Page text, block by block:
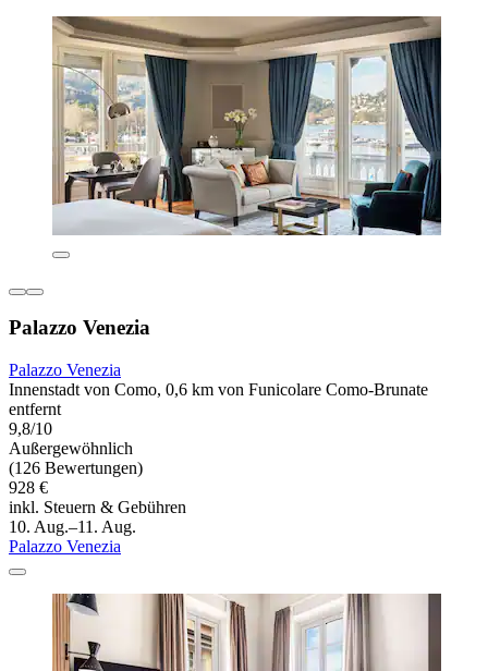
Palazzo Venezia
Palazzo Venezia
Innenstadt von Como, 0,6 km von Funicolare Como-Brunate
entfernt
9,8/10
Außergewöhnlich
(126 Bewertungen)
928 €
inkl. Steuern & Gebühren
10. Aug.–11. Aug.
Palazzo Venezia